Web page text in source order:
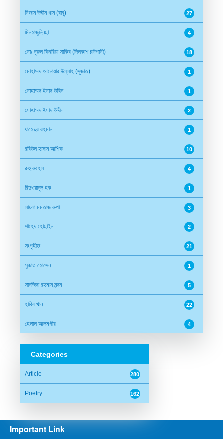
মিজান উদ্দীন খান (বাবু) 27
মিনহাজুন্নিছা 4
মোঃ নুরুল কিবরিয়া সাকিব (দিলকাশ চাটগামী) 18
মোহাম্মদ আনোয়ার উল্লাহ (সুজাত) 1
মোহাম্মদ ইমাদ উদ্দিন 1
মোহাম্মদ ইমাদ উদ্দীন 2
যাহেদুর রহমান 1
রবিউল হাসান আশিক 10
রুহু রু‌হেল 4
রিদুওয়ানুল হক 1
লায়লা মমতাজ রুপা 3
শাহেদ হোছাইন 2
সংগৃহীত 21
সুজাত হোসেন 1
সানজিদা রহমান নন্দন 5
হাবিব খান 22
হেলাল আলমগীর 4
Categories
Article 280
Poetry 162
Important Link